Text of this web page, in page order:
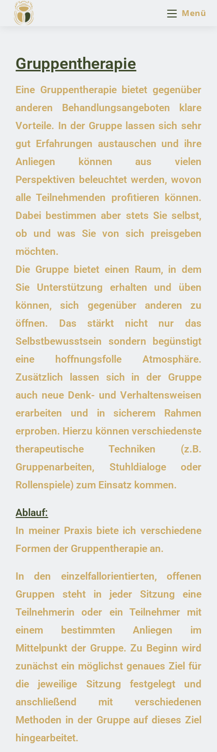
Menü
Gruppentherapie
Eine Gruppentherapie bietet gegenüber
anderen Behandlungsangeboten klare
Vorteile. In der Gruppe lassen sich sehr
gut Erfahrungen austauschen und ihre
Anliegen können aus vielen
Perspektiven beleuchtet werden, wovon
alle Teilnehmenden profitieren können.
Dabei bestimmen aber stets Sie selbst,
ob und was Sie von sich preisgeben
möchten.
Die Gruppe bietet einen Raum, in dem
Sie Unterstützung erhalten und üben
können, sich gegenüber anderen zu
öffnen. Das stärkt nicht nur das
Selbstbewusstsein sondern begünstigt
eine hoffnungsfolle Atmosphäre.
Zusätzlich lassen sich in der Gruppe
auch neue Denk- und Verhaltensweisen
erarbeiten und in sicherem Rahmen
erproben. Hierzu können verschiedenste
therapeutische Techniken (z.B.
Gruppenarbeiten, Stuhldialoge oder
Rollenspiele) zum Einsatz kommen.
Ablauf:
In meiner Praxis biete ich verschiedene
Formen der Gruppentherapie an.
In den einzelfallorientierten, offenen
Gruppen steht in jeder Sitzung eine
Teilnehmerin oder ein Teilnehmer mit
einem bestimmten Anliegen im
Mittelpunkt der Gruppe. Zu Beginn wird
zunächst ein möglichst genaues Ziel für
die jeweilige Sitzung festgelegt und
anschließend mit verschiedenen
Methoden in der Gruppe auf dieses Ziel
hingearbeitet.